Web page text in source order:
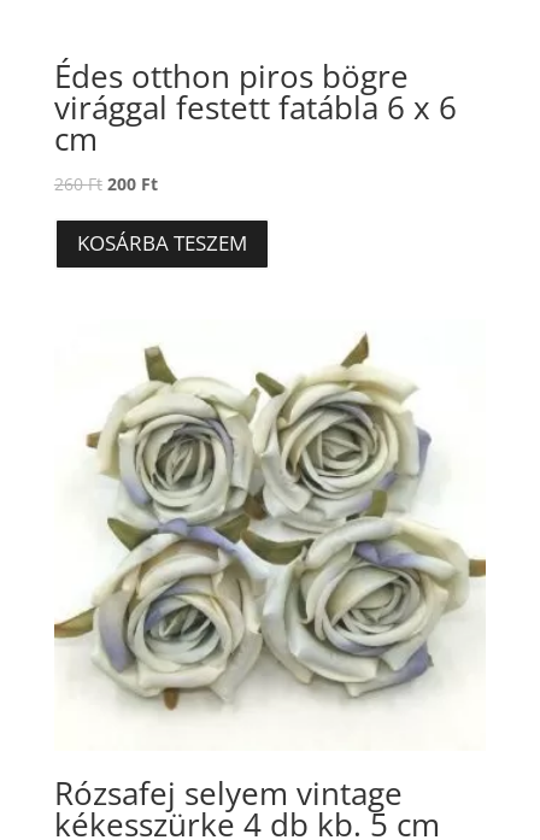
Édes otthon piros bögre
virággal festett fatábla 6 x 6
cm
260Ft Original
was:
260 Ft.
200 FtCurrent
is:
200 Ft.
KOSÁRBA TESZEM
Rózsafej selyem vintage
kékesszürke 4 db kb. 5 cm